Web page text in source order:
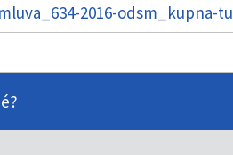
2016-odsm_kupna-